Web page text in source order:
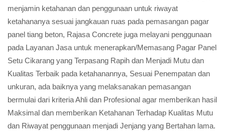
menjamin ketahanan dan penggunaan untuk riwayat
ketahananya sesuai jangkauan ruas pada pemasangan pagar
panel tiang beton, Rajasa Concrete juga melayani penggunaan
pada Layanan Jasa untuk menerapkan/Memasang Pagar Panel
Setu Cikarang yang Terpasang Rapih dan Menjadi Mutu dan
Kualitas Terbaik pada ketahanannya, Sesuai Penempatan dan
unkuran, ada baiknya yang melaksanakan pemasangan
bermulai dari kriteria Ahli dan Profesional agar memberikan hasil
Maksimal dan memberikan Ketahanan Terhadap Kualitas Mutu
dan Riwayat penggunaan menjadi Jenjang yang Bertahan lama.